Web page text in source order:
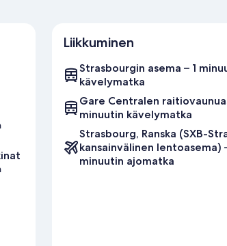
Liikkuminen
Strasbourgin asema – 1
kävelymatka
Gare Centralen
minuutin kävelymatka
Strasbourg, Ranska (SXB-
kansainvälinen lentoasema)
minuutin ajomatka